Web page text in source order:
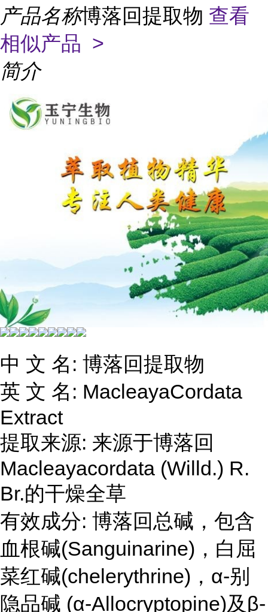
产品名称博落回提取物 查看
相似产品 >
简介
中 文 名: 博落回提取物
英 文 名: MacleayaCordata
Extract
提取来源: 来源于博落回
Macleayacordata (Willd.) R.
Br.的干燥全草
有效成分: 博落回总碱，包含
血根碱(Sanguinarine)，白屈
菜红碱(chelerythrine)，α-别
隐品碱 (α-Allocryptopine)及β-